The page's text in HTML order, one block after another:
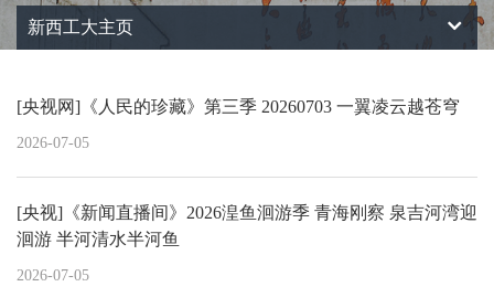
新西工大主页
[央视网]《人民的珍藏》第三季 20260703 一翼凌云越苍穹
2026-07-05
[央视]《新闻直播间》2026湟鱼洄游季 青海刚察 泉吉河湾迎
洄游 半河清水半河鱼
2026-07-05